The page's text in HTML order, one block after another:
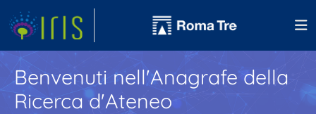
Benvenuti nell'Anagrafe della
Ricerca d'Ateneo